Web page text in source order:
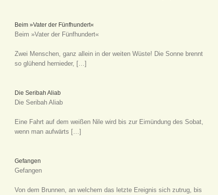
Beim »Vater der Fünfhundert«
Beim »Vater der Fünfhundert«
Zwei Menschen, ganz allein in der weiten Wüste! Die Sonne brennt
so glühend hernieder, […]
Die Seribah Aliab
Die Seribah Aliab
Eine Fahrt auf dem weißen Nile wird bis zur Eimündung des Sobat,
wenn man aufwärts […]
Gefangen
Gefangen
Von dem Brunnen, an welchem das letzte Ereignis sich zutrug, bis